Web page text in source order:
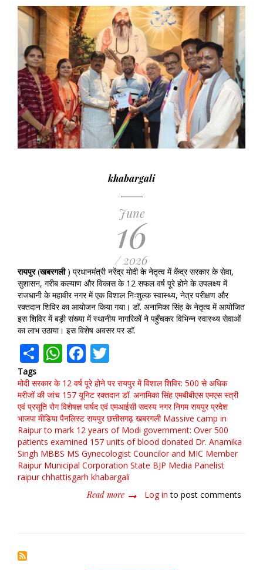
khabargali
June
16
/ 2026
रायपुर(खबरगली) प्रधानमंत्री नरेंद्र मोदी के नेतृत्व में केंद्र सरकार के सेवा,
सुशासन, गरीब कल्याण और विकास के 12 सफल वर्ष पूरे होने के उपलक्ष्य में
राजधानी के महावीर नगर में एक विशाल निःशुल्क स्वास्थ्य, नेत्र परीक्षण और
रक्तदान शिविर का आयोजन किया गया। डॉ. अनामिका सिंह के नेतृत्व में आयोजित
इस शिविर में बड़ी संख्या में स्थानीय नागरिकों ने पहुँचकर विभिन्न स्वास्थ्य सेवाओं
का लाभ उठाया। इस विशेष अवसर पर डॉ.
ShareWhatsApp
Facebook
Tags
मोदी सरकार के 12 वर्ष पूरे होने पर रायपुर में विशाल शिविर: 500 से अधिक
मरीजों की जांच 157 यूनिट रक्तदान डॉ. अनामिका सिंह एमबीबीएस एमएस स्त्री
एवं प्रसूति रोग विशेषज्ञ पार्षद एवं एमआईसी सदस्य नगर निगम रायपुर प्रदेश
भाजपा मीडिया पैनलिस्ट रायपुर छत्तीसगढ़ खबरगली Massive camp in
Raipur to mark 12 years of Modi government: Over 500
patients examined 157 units of blood donated Dr. Anamika
Singh MBBS MS Gynecologist Councilor and MIC Member
Raipur Municipal Corporation State BJP Media Panelist
raipur chhattisgarh khabargali
Read more about Log in to post comments